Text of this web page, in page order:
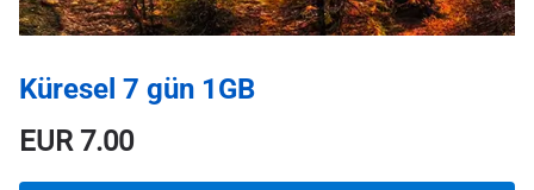
Küresel 7 gün 1GB
EUR7.00